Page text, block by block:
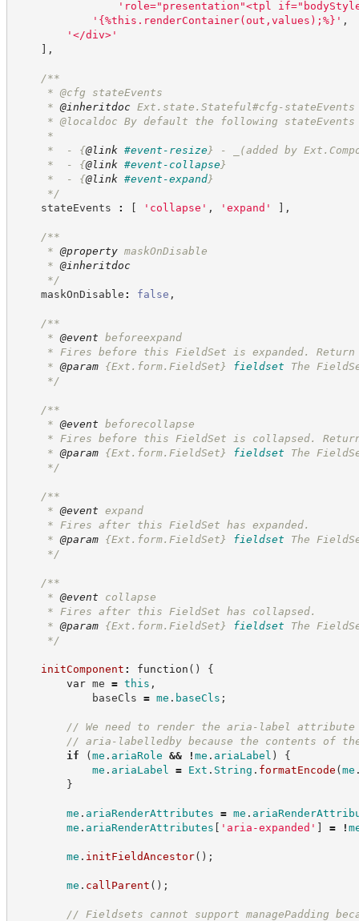
' role="presentation"<tpl
' {%this.renderContainer(out,values);%} ' ,
' </div>'
] ,
/**
* @cfg stateEvents
* @inheritdoc Ext.state.Stateful#cfg-stateEvents
* @localdoc By default the following stateEvents
*
*  - {@link #event-resize} - _(added by
*  - {@link #event-collapse}
*  - {@link #event-expand}
*/
stateEvents
: [ ' collapse ' , ' expand ' ] ,
/**
* @property maskOnDisable
* @inheritdoc
*/
maskOnDisable : false ,
/**
* @event beforeexpand
* Fires before this FieldSet is expanded. Return
* @param {Ext.form.FieldSet} fieldset
The
*/
/**
* @event beforecollapse
* Fires before this FieldSet is collapsed. Return
* @param {Ext.form.FieldSet} fieldset
The
*/
/**
* @event expand
* Fires after this FieldSet has expanded.
* @param {Ext.form.FieldSet} fieldset
The
*/
/**
* @event collapse
* Fires after this FieldSet has collapsed.
* @param {Ext.form.FieldSet} fieldset
The
*/
initComponent : function ( )
{
var me = this ,
baseCls = me . baseCls ;
// We need to render the aria-label
// aria-labelledby because the contents of
if
(me . ariaRole && ! me . ariaLabel )
{
me . ariaLabel = Ext . String . formatEncode (me
}
me . ariaRenderAttributes = me .
me . ariaRenderAttributes [ ' aria-expanded ' ] = !
me . initFieldAncestor( ) ;
me . callParent ( ) ;
// Fieldsets cannot support managePadding